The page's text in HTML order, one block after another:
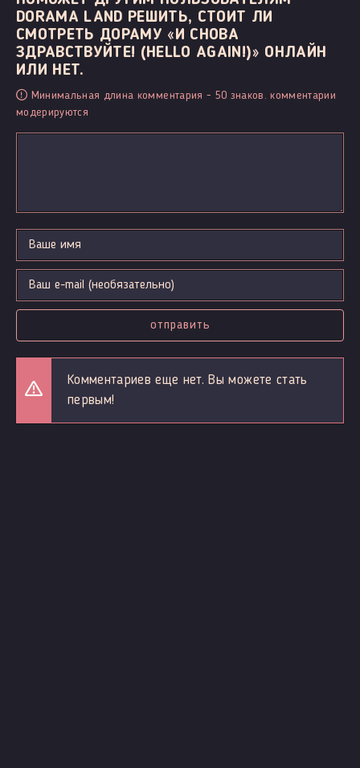
DORAMA LAND РЕШИТЬ, СТОИТ ЛИ
СМОТРЕТЬ ДОРАМУ «И СНОВА
ЗДРАВСТВУЙТЕ! (HELLO AGAIN!)» ОНЛАЙН
ИЛИ НЕТ.
Минимальная длина комментария - 50 знаков. комментарии
модерируются
отправить
Комментариев еще нет. Вы можете стать
первым!